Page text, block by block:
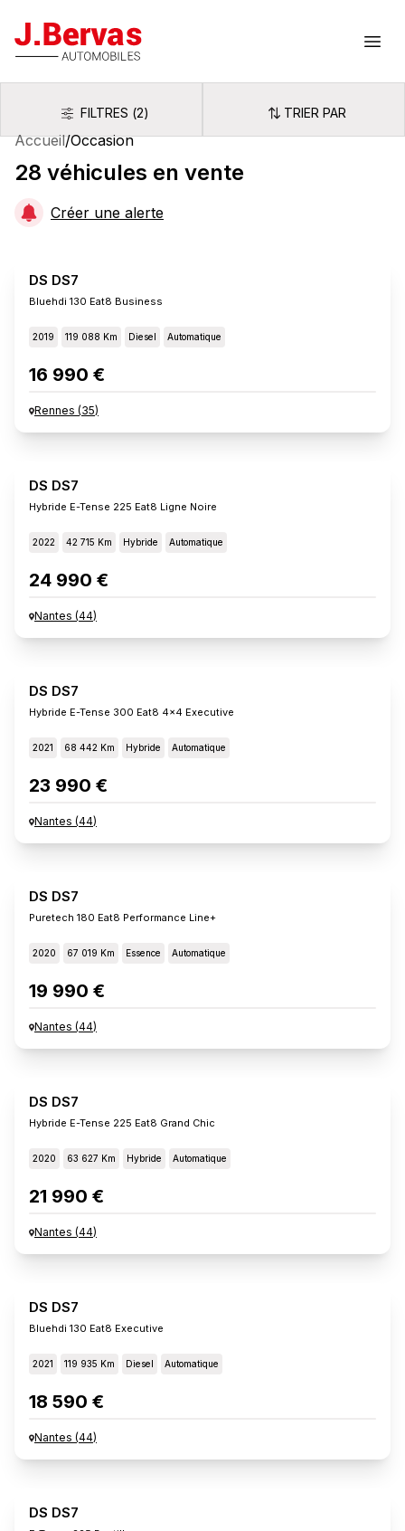
J.Bervas
FiltresFILTRES (2) Trier par
TRIER PAR
Accueil/Occasion
28 véhicules en vente
Créer une alerte
DS DS7
Bluehdi 130 Eat8 Business
2019 119 088 Km Diesel Automatique
16 990 €
Rennes (35)
DS DS7
Hybride E-Tense 225 Eat8 Ligne Noire
2022 42 715 Km Hybride Automatique
24 990 €
Nantes (44)
DS DS7
Hybride E-Tense 300 Eat8 4x4 Executive
2021 68 442 Km Hybride Automatique
23 990 €
Nantes (44)
DS DS7
Puretech 180 Eat8 Performance Line+
2020 67 019 Km Essence Automatique
19 990 €
Nantes (44)
DS DS7
Hybride E-Tense 225 Eat8 Grand Chic
2020 63 627 Km Hybride Automatique
21 990 €
Nantes (44)
DS DS7
Bluehdi 130 Eat8 Executive
2021 119 935 Km Diesel Automatique
18 590 €
Nantes (44)
DS DS7